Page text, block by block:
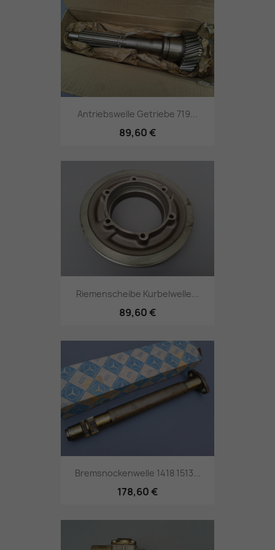
Antriebswelle Getriebe 719...
89,60 €
Riemenscheibe Kurbelwelle...
89,60 €
Bremsnockenwelle 1418 1513...
178,60 €